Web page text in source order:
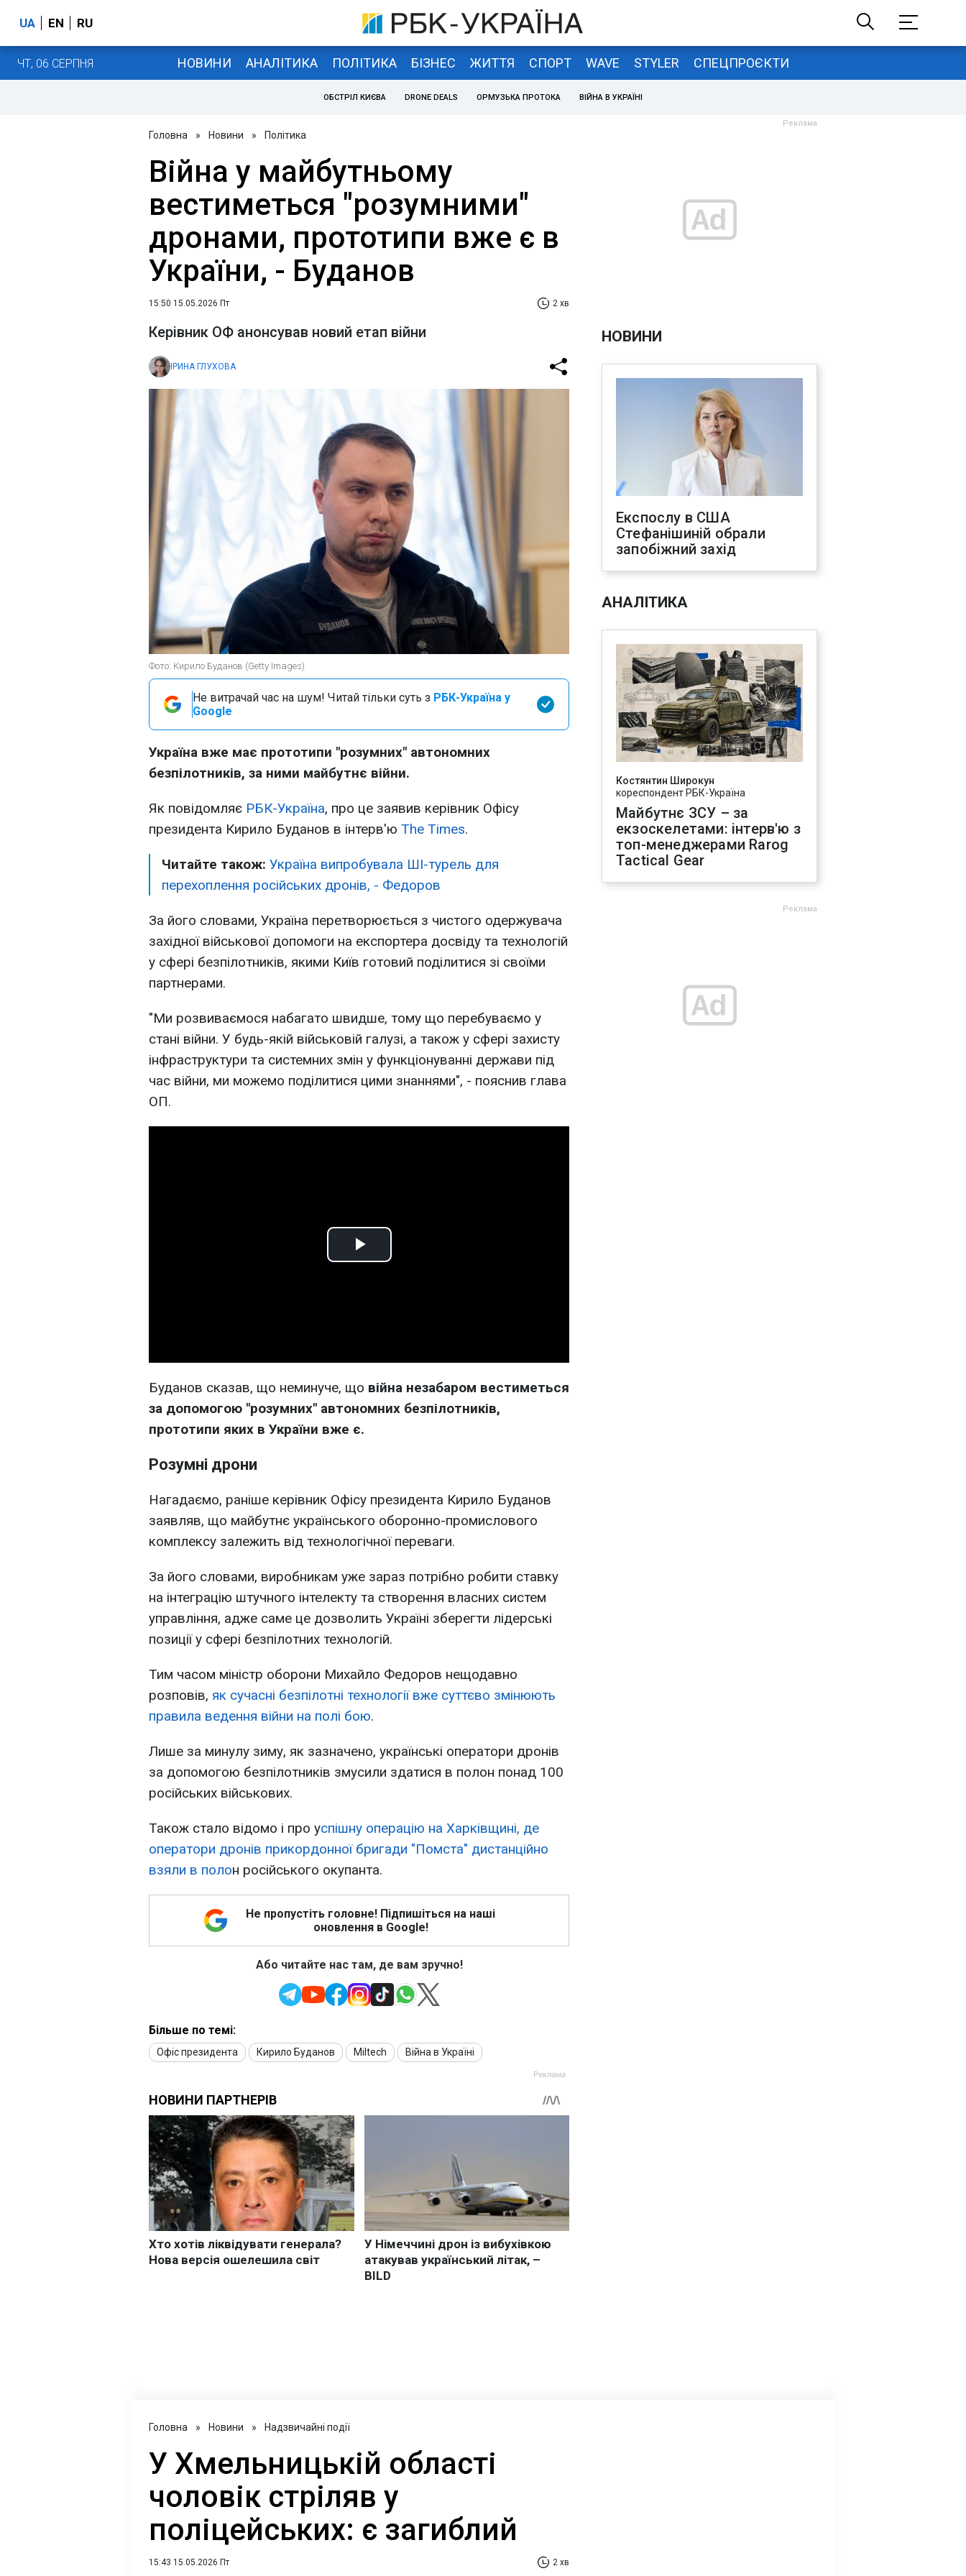
UA EN RU
ЧТ, 06 СЕРПНЯ НОВИНИ АНАЛІТИКА ПОЛІТИКА БІЗНЕС ЖИТТЯ СПОРТ WAVE STYLER СПЕЦПРОЄКТИ
ОБСТРІЛ КИЄВА DRONE DEALS ОРМУЗЬКА ПРОТОКА ВІЙНА В УКРАЇНІ
Головна » Новини » Політика
Війна у майбутньому
вестиметься "розумними"
дронами, прототипи вже є в
України, - Буданов
15:50 15.05.2026 Пт 2 хв
Керівник ОФ анонсував новий етап війни
ІРИНА ГЛУХОВА
Фото: Кирило Буданов (Getty Images)
Не витрачай час на шум! Читай тільки суть з РБК-Україна у
Google
Україна вже має прототипи "розумних" автономних
безпілотників, за ними майбутнє війни.
Як повідомляє РБК-Україна, про це заявив керівник Офісу
президента Кирило Буданов в інтерв'ю The Times.
Читайте також: Україна випробувала ШІ-турель для
перехоплення російських дронів, - Федоров
За його словами, Україна перетворюється з чистого одержувача
західної військової допомоги на експортера досвіду та технологій
у сфері безпілотників, якими Київ готовий поділитися зі своїми
партнерами.
"Ми розвиваємося набагато швидше, тому що перебуваємо у
стані війни. У будь-якій військовій галузі, а також у сфері захисту
інфраструктури та системних змін у функціонуванні держави під
час війни, ми можемо поділитися цими знаннями", - пояснив глава
ОП.
Play
Буданов сказав, що неминуче, що війна незабаром вестиметься
за допомогою "розумних" автономних безпілотників,
прототипи яких в України вже є.
Розумні дрони
Нагадаємо, раніше керівник Офісу президента Кирило Буданов
заявляв, що майбутнє українського оборонно-промислового
комплексу залежить від технологічної переваги.
За його словами, виробникам уже зараз потрібно робити ставку
на інтеграцію штучного інтелекту та створення власних систем
управління, адже саме це дозволить Україні зберегти лідерські
позиції у сфері безпілотних технологій.
Тим часом міністр оборони Михайло Федоров нещодавно
розповів, як сучасні безпілотні технології вже суттєво змінюють
правила ведення війни на полі бою.
Лише за минулу зиму, як зазначено, українські оператори дронів
за допомогою безпілотників змусили здатися в полон понад 100
російських військових.
Також стало відомо і про успішну операцію на Харківщині, де
оператори дронів прикордонної бригади "Помста" дистанційно
взяли в полон російського окупанта.
Не пропустіть головне! Підпишіться на наші
оновлення в Google!
Або читайте нас там, де вам зручно!
Більше по темі:
Офіс президента Кирило Буданов Miltech Війна в Україні
НОВИНИ
Експослу в США
Стефанішиній обрали
запобіжний захід
АНАЛІТИКА
Костянтин Широкун
кореспондент РБК-Україна
Майбутнє ЗСУ – за
екзоскелетами: інтерв'ю з
топ-менеджерами Rarog
Tactical Gear
Головна » Новини » Надзвичайні події
У Хмельницькій області
чоловік стріляв у
поліцейських: є загиблий
15:43 15.05.2026 Пт 2 хв